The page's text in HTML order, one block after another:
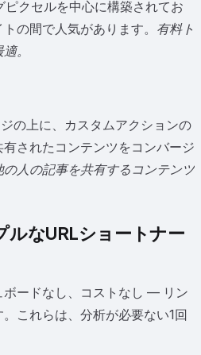
ピクセルを中心に構築されてお
の間で人気があります。 有料ト
。
の上に、カスタムアクションの
されたコンテンツをコンバージ
の人の記事を共有するコンテンツ
ルなURLショートナー
ボードなし、コストなし — リン
これらは、分析が必要ない1回